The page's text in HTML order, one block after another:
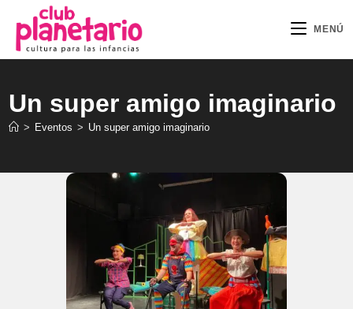
contenido
MENÚ
Un super amigo imaginario
> Eventos > Un super amigo imaginario